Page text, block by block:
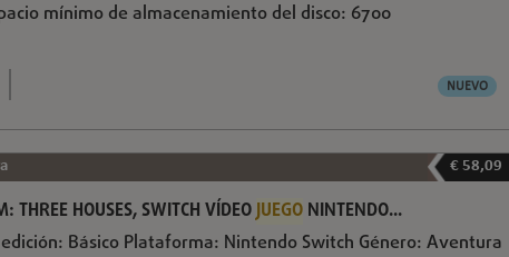
mínimo de almacenamiento del disco: 6700
NUEVO
€ 58,09
THREE HOUSES, SWITCH VÍDEOJUEGO NINTENDO...
Básico Plataforma: Nintendo Switch Género: Aventura